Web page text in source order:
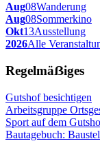
Aug08Wanderung
Aug08Sommerkino
Okt13Ausstellung
2026Alle
Regelmäẞiges
Gutshof besichtigen
Arbeitsgruppe
Sport auf dem
Bautagebuch: